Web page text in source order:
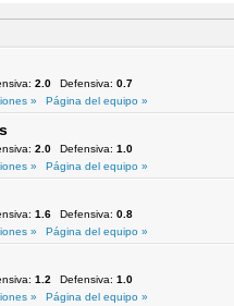
2.0 Defensiva: 0.7
»
Página del equipo »
2.0 Defensiva: 1.0
»
Página del equipo »
1.6 Defensiva: 0.8
»
Página del equipo »
1.2 Defensiva: 1.0
»
Página del equipo »